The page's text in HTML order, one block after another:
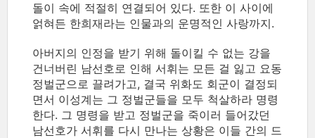
돌이 속에 적절히 연결되어 있다. 또한 이 사이에
얽혀든 한희재라는 인물과의 운명적인 사랑까지.
아버지의 인정을 받기 위해 돌이킬 수 없는 강을
건너버린 남선호로 인해 서휘는 모든 걸 잃고 요동
정벌군으로 끌려가고, 결국 위화도 회군이 결정되
면서 이성계는 그 정벌군들을 모두 척살하라 명령
한다. 그 명령을 받고 정벌군을 죽이러 들어갔던
남선호가 서휘를 다시 만나는 상황은 이들 간의 드